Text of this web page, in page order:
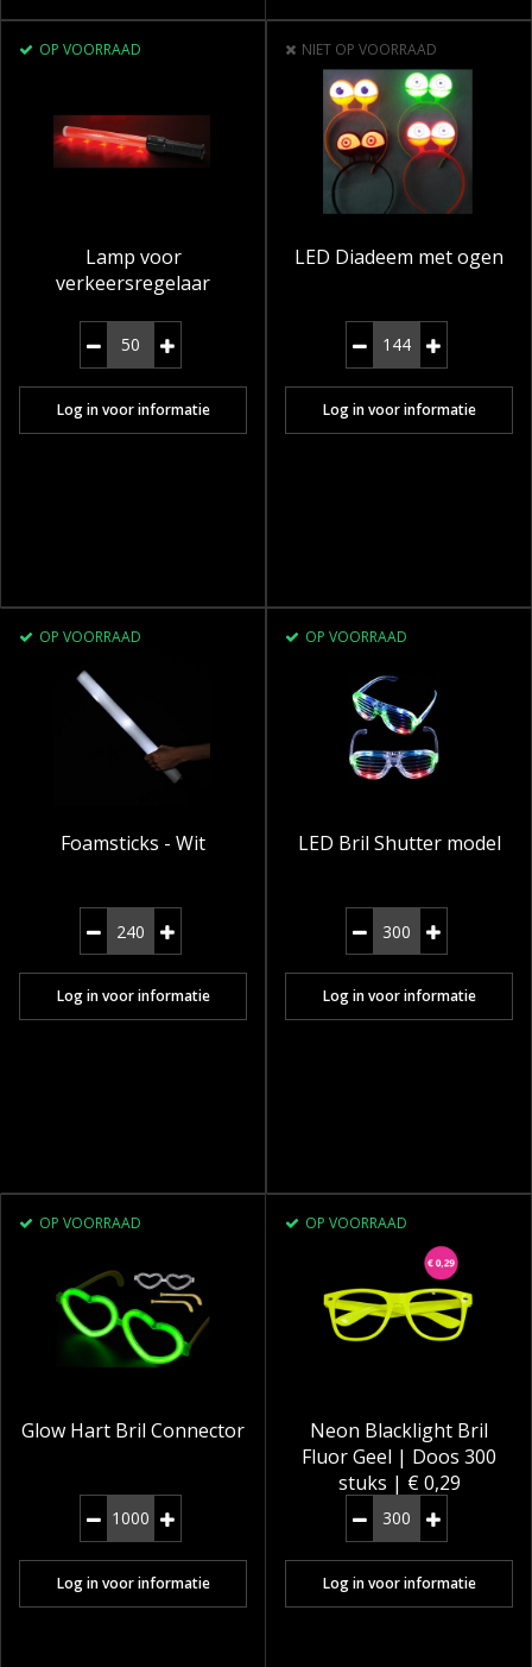
OP VOORRAAD
Lamp voor
verkeersregelaar
Log in voor informatie
NIET OP VOORRAAD
LED Diadeem met ogen
Log in voor informatie
OP VOORRAAD
Foamsticks - Wit
Log in voor informatie
OP VOORRAAD
LED Bril Shutter model
Log in voor informatie
OP VOORRAAD
Glow Hart Bril Connector
Log in voor informatie
OP VOORRAAD
Neon Blacklight Bril
Fluor Geel | Doos 300
stuks | € 0,29
Log in voor informatie